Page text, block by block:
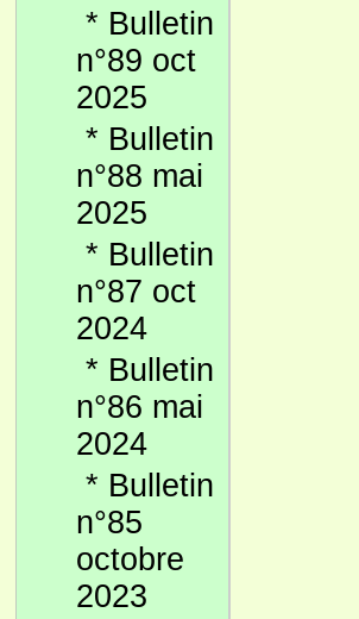
* Bulletin
n°89 oct
2025
* Bulletin
n°88 mai
2025
* Bulletin
n°87 oct
2024
* Bulletin
n°86 mai
2024
* Bulletin
n°85
octobre
2023